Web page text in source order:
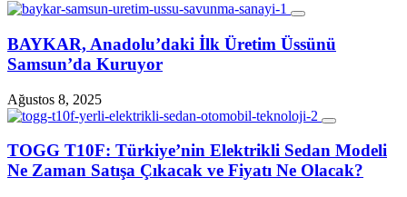
BAYKAR, Anadolu’daki İlk Üretim Üssünü
Samsun’da Kuruyor
Ağustos 8, 2025
TOGG T10F: Türkiye’nin Elektrikli Sedan Modeli
Ne Zaman Satışa Çıkacak ve Fiyatı Ne Olacak?